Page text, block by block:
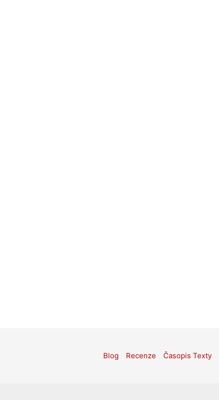
Blog Recenze Časopis Texty